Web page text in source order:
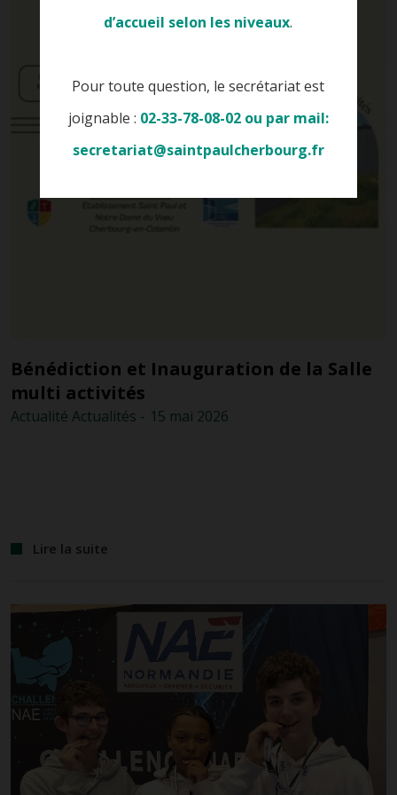
Bénédiction et Inauguration de la Salle
multi activités
Actualité Actualités - 15 mai 2026
Lire la suite
d’accueil selon les niveaux.
Pour toute question, le secrétariat est
joignable : 02-33-78-08-02 ou par mail:
secretariat@saintpaulcherbourg.fr